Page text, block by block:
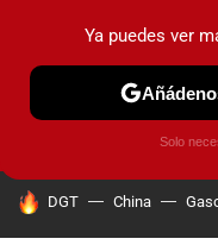
PRUEBAS COCHES
HOY SE HABLA DE
DGT China
Ya puedes ver
Solo